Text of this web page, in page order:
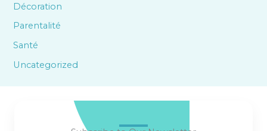
Décoration
Parentalité
Santé
Uncategorized